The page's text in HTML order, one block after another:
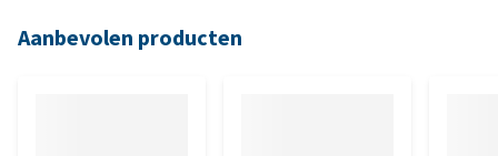
Aanbevolen producten